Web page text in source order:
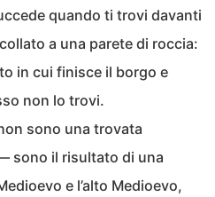
quando ti trovi davanti
a una parete di roccia:
in cui finisce il borgo e
non lo trovi.
sono una trovata
sono il risultato di una
e l’alto Medioevo,